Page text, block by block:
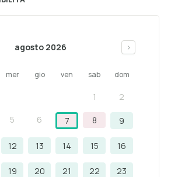
agosto 2026 >
mer gio ven sab dom
1 2
5 6 7 8 9
12 13 14 15 16
19 20 21 22 23